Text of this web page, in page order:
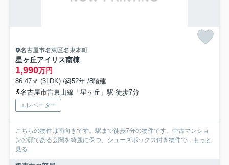
名古屋市名東区名東本町
星ヶ丘アイリス南棟
1,990万円
86.47㎡ (3LDK) /築52年 /8階建
名古屋市営東山線「星ヶ丘」駅 徒歩7分
エレベーター
こちらの物件は南向きです。駅まで徒歩7分の物件です。中古マンショ
ンの顔である玄関を綺麗に保つ、シューズボックス付き物件で... もっと
見る